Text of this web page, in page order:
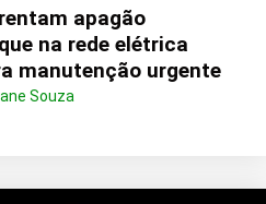
apagão
na rede elétrica
manutenção urgente
Souza